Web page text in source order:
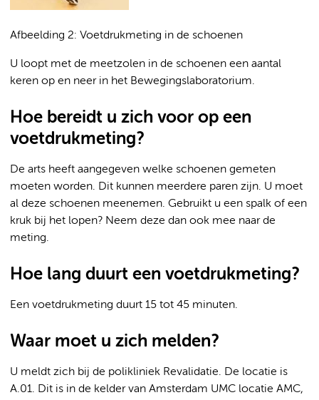
Afbeelding 2: Voetdrukmeting in de schoenen
U loopt met de meetzolen in de schoenen een aantal
keren op en neer in het Bewegingslaboratorium.
Hoe bereidt u zich voor op een
voetdrukmeting?
De arts heeft aangegeven welke schoenen gemeten
moeten worden. Dit kunnen meerdere paren zijn. U moet
al deze schoenen meenemen. Gebruikt u een spalk of een
kruk bij het lopen? Neem deze dan ook mee naar de
meting.
Hoe lang duurt een voetdrukmeting?
Een voetdrukmeting duurt 15 tot 45 minuten.
Waar moet u zich melden?
U meldt zich bij de polikliniek Revalidatie. De locatie is
A.01. Dit is in de kelder van Amsterdam UMC locatie AMC,